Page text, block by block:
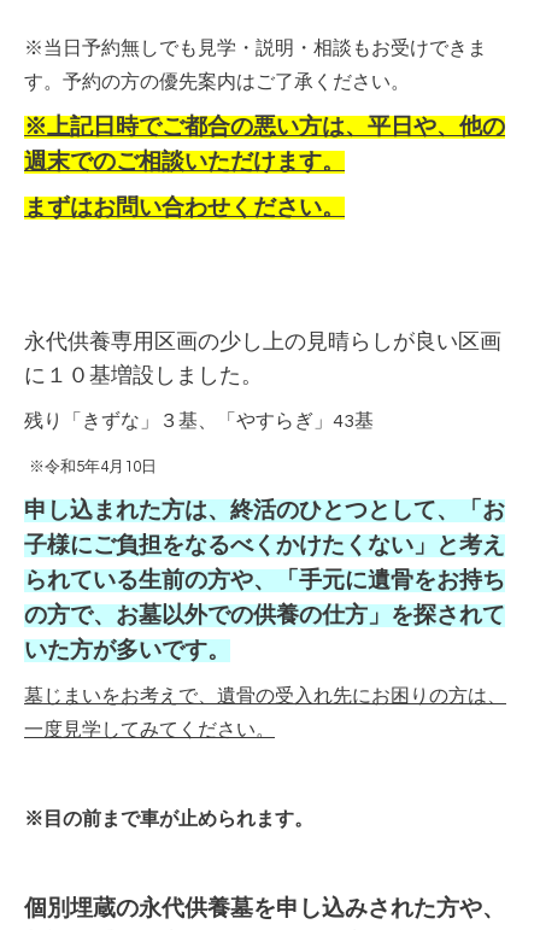
※当日予約無しでも見学・説明・相談もお受けできま
す。予約の方の優先案内はご了承ください。
※上記日時でご都合の悪い方は、平日や、他の
週末でのご相談いただけます。
まずはお問い合わせください。
永代供養専用区画の少し上の見晴らしが良い区画
に１０基増設しました。
残り「きずな」３基、「やすらぎ」43基
※令和5年4月10日
申し込まれた方は、終活のひとつとして、「お
子様にご負担をなるべくかけたくない」と考え
られている生前の方や、「手元に遺骨をお持ち
の方で、お墓以外での供養の仕方」を探されて
いた方が多いです。
墓じまいをお考えで、遺骨の受入れ先にお困りの方は、
一度見学してみてください。
※目の前まで車が止められます。
個別埋蔵の永代供養墓を申し込みされた方や、